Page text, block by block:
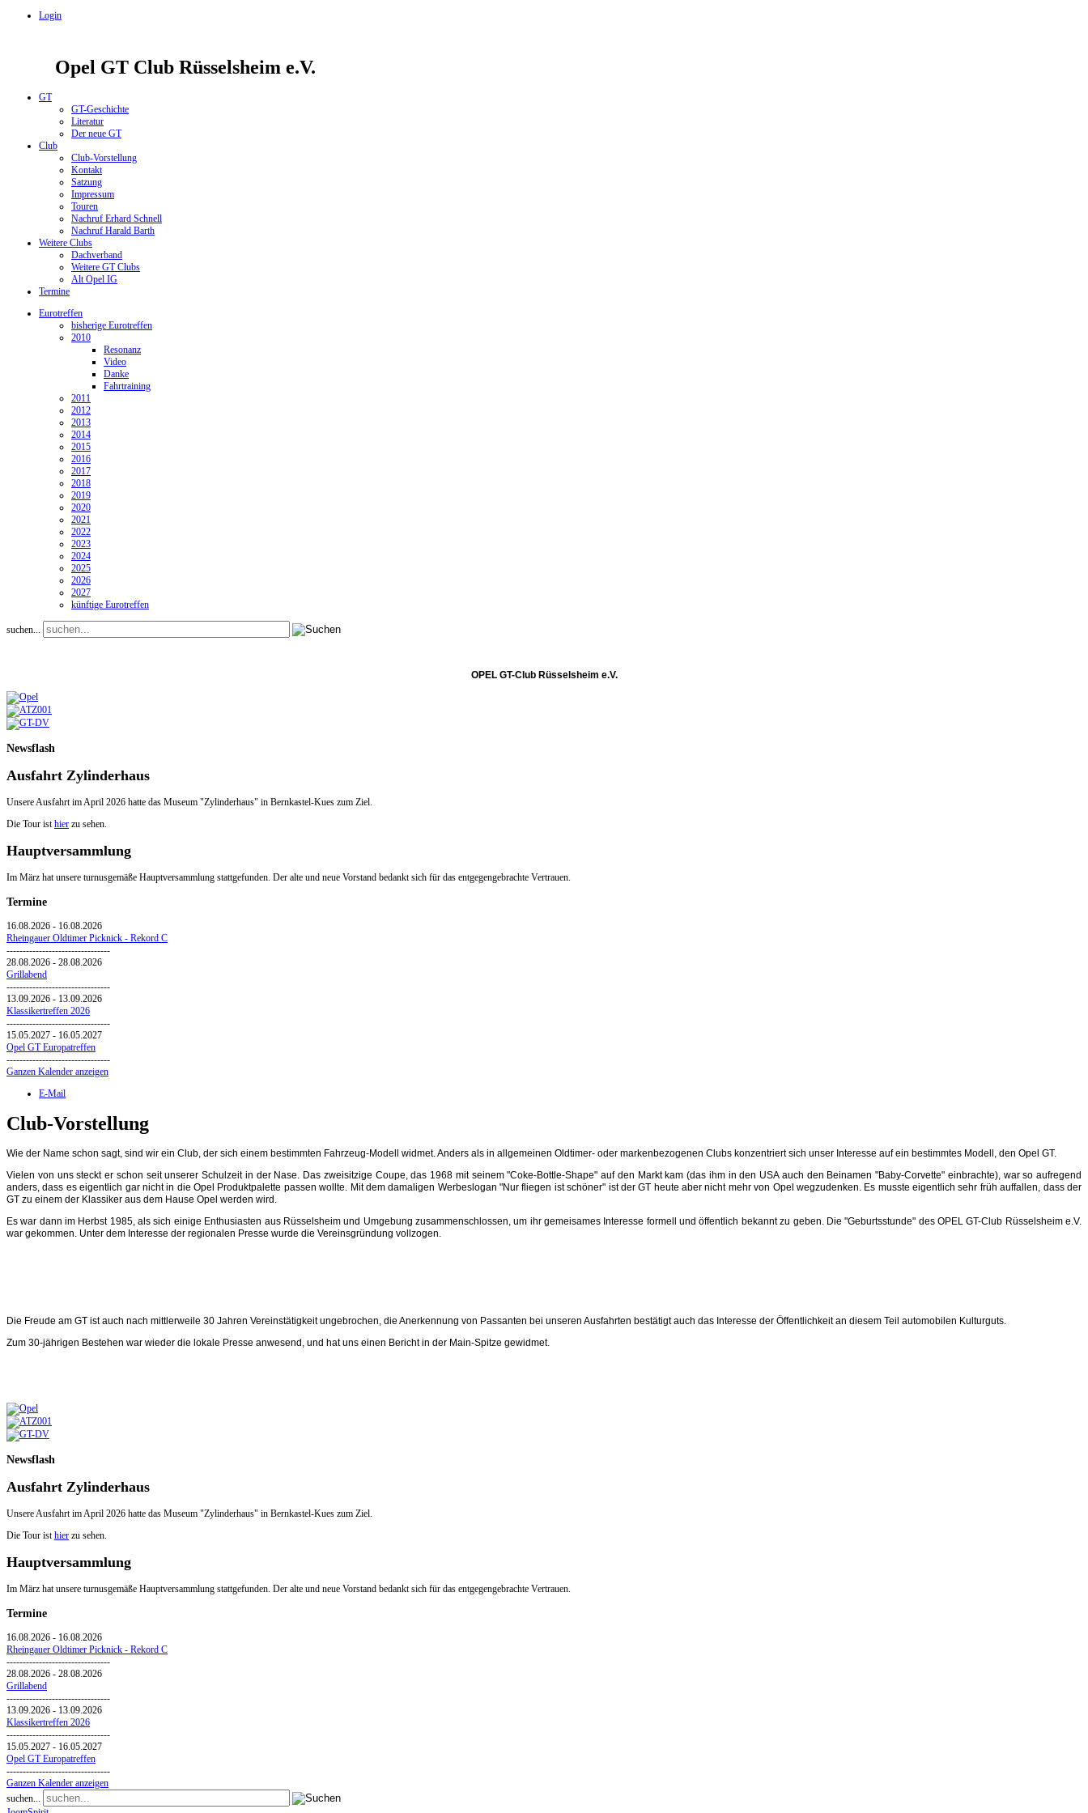
Login
Opel GT Club Rüsselsheim e.V.
GT
GT-Geschichte
Literatur
Der neue GT
Club
Club-Vorstellung
Kontakt
Satzung
Impressum
Touren
Nachruf Erhard Schnell
Nachruf Harald Barth
Weitere Clubs
Dachverband
Weitere GT Clubs
Alt Opel IG
Termine
Eurotreffen
bisherige Eurotreffen
2010
Resonanz
Video
Danke
Fahrtraining
2011
2012
2013
2014
2015
2016
2017
2018
2019
2020
2021
2022
2023
2024
2025
2026
2027
künftige Eurotreffen
suchen...
OPEL GT-Club Rüsselsheim e.V.
Newsflash
Ausfahrt Zylinderhaus
Unsere Ausfahrt im April 2026 hatte das Museum "Zylinderhaus" in Bernkastel-Kues zum Ziel.
Die Tour isthier zu sehen.
Hauptversammlung
Im März hat unsere turnusgemäße Hauptversammlung stattgefunden. Der alte und neue Vorstand bedankt sich für das entgegengebrachte Vertrauen.
Termine
16.08.2026 - 16.08.2026
Rheingauer Oldtimer Picknick - Rekord C
--------------------------------
28.08.2026 - 28.08.2026
Grillabend
--------------------------------
13.09.2026 - 13.09.2026
Klassikertreffen 2026
--------------------------------
15.05.2027 - 16.05.2027
Opel GT Europatreffen
--------------------------------
Ganzen Kalender anzeigen
E-Mail
Club-Vorstellung
Wie der Name schon sagt, sind wir ein Club, der sich einem bestimmten Fahrzeug-Modell widmet. Anders als in allgemeinen Oldtimer- oder markenbezogenen Clubs konzentriert sich unser Interesse auf ein bestimmtes Modell, den Opel GT.
Vielen von uns steckt er schon seit unserer Schulzeit in der Nase. Das zweisitzige Coupe, das 1968 mit seinem "Coke-Bottle-Shape" auf den Markt kam (das ihm in den USA auch den Beinamen "Baby-Corvette" einbrachte), war so aufregend
anders, dass es eigentlich gar nicht in die Opel Produktpalette passen wollte. Mit dem damaligen Werbeslogan "Nur fliegen ist schöner" ist der GT heute aber nicht mehr von Opel wegzudenken. Es musste eigentlich sehr früh auffallen, dass der
GT zu einem der Klassiker aus dem Hause Opel werden wird.
Es war dann im Herbst 1985, als sich einige Enthusiasten aus Rüsselsheim und Umgebung zusammenschlossen, um ihr gemeisames Interesse formell und öffentlich bekannt zu geben. Die "Geburtsstunde" des OPEL GT-Club Rüsselsheim e.V.
war gekommen. Unter dem Interesse der regionalen Presse wurde die Vereinsgründung vollzogen.
Die Freude am GT ist auch nach mittlerweile 30 Jahren Vereinstätigkeit ungebrochen, die Anerkennung von Passanten bei unseren Ausfahrten bestätigt auch das Interesse der Öffentlichkeit an diesem Teil automobilen Kulturguts.
Zum 30-jährigen Bestehen war wieder die lokale Presse anwesend, und hat uns einen Bericht in der Main-Spitze gewidmet.
Newsflash
Ausfahrt Zylinderhaus
Unsere Ausfahrt im April 2026 hatte das Museum "Zylinderhaus" in Bernkastel-Kues zum Ziel.
Die Tour isthier zu sehen.
Hauptversammlung
Im März hat unsere turnusgemäße Hauptversammlung stattgefunden. Der alte und neue Vorstand bedankt sich für das entgegengebrachte Vertrauen.
Termine
16.08.2026 - 16.08.2026
Rheingauer Oldtimer Picknick - Rekord C
--------------------------------
28.08.2026 - 28.08.2026
Grillabend
--------------------------------
13.09.2026 - 13.09.2026
Klassikertreffen 2026
--------------------------------
15.05.2027 - 16.05.2027
Opel GT Europatreffen
--------------------------------
Ganzen Kalender anzeigen
suchen...